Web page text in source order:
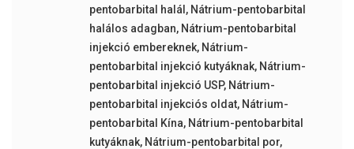
pentobarbital halál , Nátrium-pentobarbital
halálos adagban, Nátrium-pentobarbital
injekció embereknek, Nátrium-
pentobarbital injekció kutyáknak, Nátrium-
pentobarbital injekció USP, Nátrium-
pentobarbital injekciós oldat, Nátrium-
pentobarbital Kína, Nátrium-pentobarbital
kutyáknak, Nátrium-pentobarbital por,